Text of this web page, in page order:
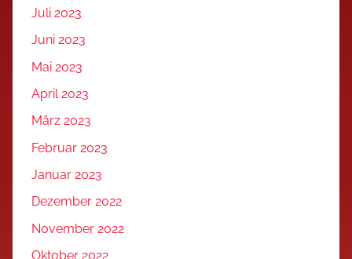
Juli 2023
Juni 2023
Mai 2023
April 2023
März 2023
Februar 2023
Januar 2023
Dezember 2022
November 2022
Oktober 2022